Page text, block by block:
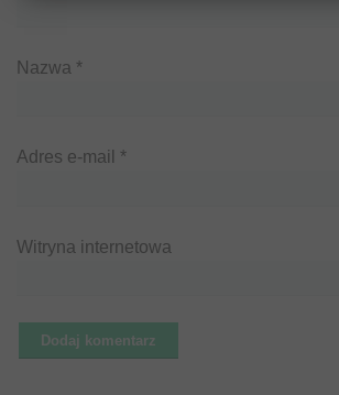
Nazwa *
Adres e-mail *
Witryna internetowa